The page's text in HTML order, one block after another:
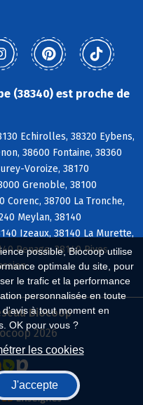
possible, Biocoop utilise
optimale du site, pour
le trafic et la performance
personnalisée en toute
à tout moment en
OK pour vous ?
les cookies
J'accepte
(38340) est proche de
Echirolles, 38320 Eybens,
38600 Fontaine, 38360
Voroize, 38170
Grenoble, 38100
Corenc, 38700 La Tronche,
Meylan, 38140
Izeaux, 38140 La Murette,
Renage, 38140 Rives,
Biocoop
2026